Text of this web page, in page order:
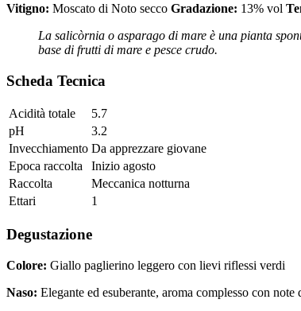
Vitigno: Moscato di Noto secco Gradazione: 13% vol
La salicòrnia o asparago di mare è una pianta
base di frutti di mare e pesce crudo.
Scheda Tecnica
Acidità totale
5.7
pH
3.2
Invecchiamento Da apprezzare giovane
Epoca raccolta
Inizio agosto
Raccolta
Meccanica notturna
Ettari
1
Degustazione
Colore: Giallo paglierino leggero con lievi riflessi verdi
Naso: Elegante ed esuberante, aroma complesso con